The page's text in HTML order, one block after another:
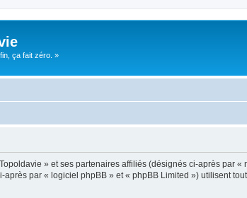
ça fait zéro. »
» et ses partenaires affiliés (désignés ci-après par «
par « logiciel phpBB » et « phpBB Limited ») utilisent